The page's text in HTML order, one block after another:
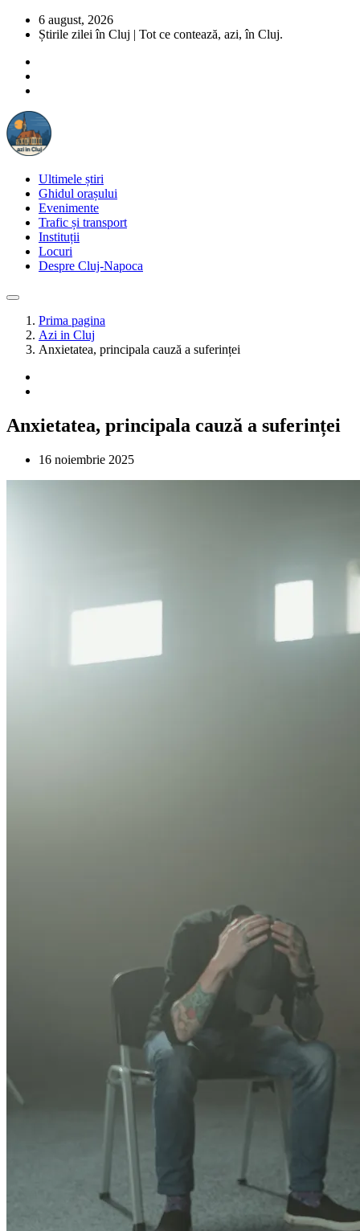
6 august, 2026
Știrile zilei în Cluj | Tot ce contează, azi, în Cluj.
Ultimele știri
Ghidul orașului
Evenimente
Trafic și transport
Instituții
Locuri
Despre Cluj-Napoca
Prima pagina
Azi in Cluj
Anxietatea, principala cauză a suferinței
Anxietatea, principala cauză a suferinței
16 noiembrie 2025